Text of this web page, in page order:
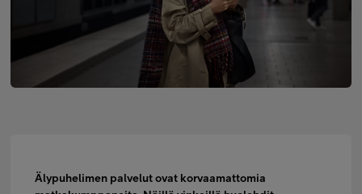
Älypuhelimen palvelut ovat korvaamattomia